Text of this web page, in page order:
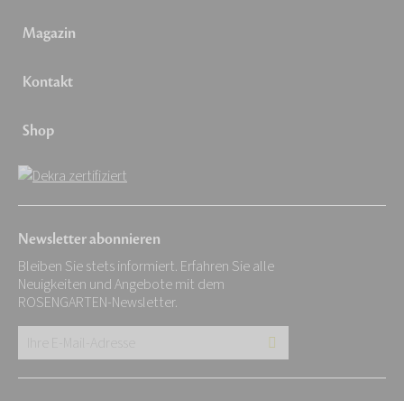
Magazin
Kontakt
Shop
Newsletter abonnieren
Bleiben Sie stets informiert. Erfahren Sie alle
Neuigkeiten und Angebote mit dem
ROSENGARTEN-Newsletter.